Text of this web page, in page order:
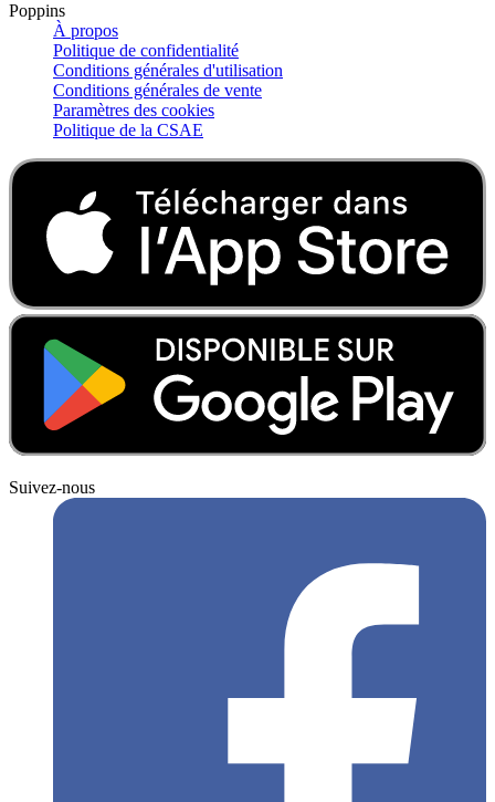
Poppins
À propos
Politique de confidentialité
Conditions générales d'utilisation
Conditions générales de vente
Paramètres des cookies
Politique de la CSAE
Suivez-nous